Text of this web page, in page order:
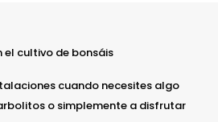
el cultivo de bonsáis
cuando necesites algo
o simplemente a disfrutar